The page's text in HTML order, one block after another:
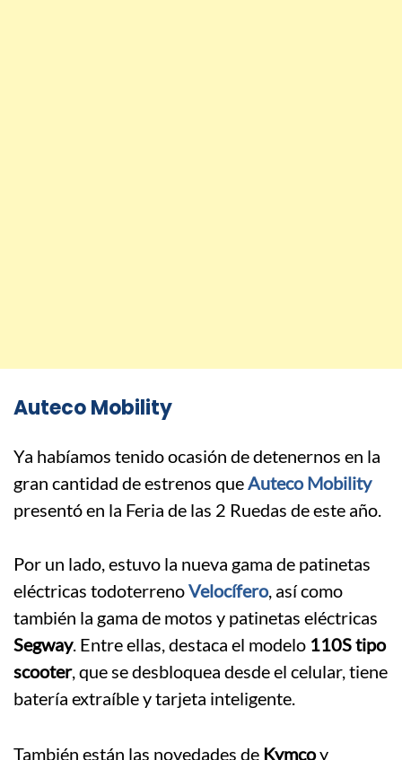
Auteco Mobility
Ya habíamos tenido ocasión de detenernos en la
gran cantidad de estrenos queAuteco Mobility
presentó en la Feria de las 2 Ruedas de este año.
Por un lado, estuvo la nueva gama de patinetas
eléctricas todoterrenoVelocífero, así como
también la gama de motos y patinetas eléctricas
Segway. Entre ellas, destaca el modelo 110S tipo
scooter, que se desbloquea desde el celular, tiene
batería extraíble y tarjeta inteligente.
También están las novedades de Kymcoy